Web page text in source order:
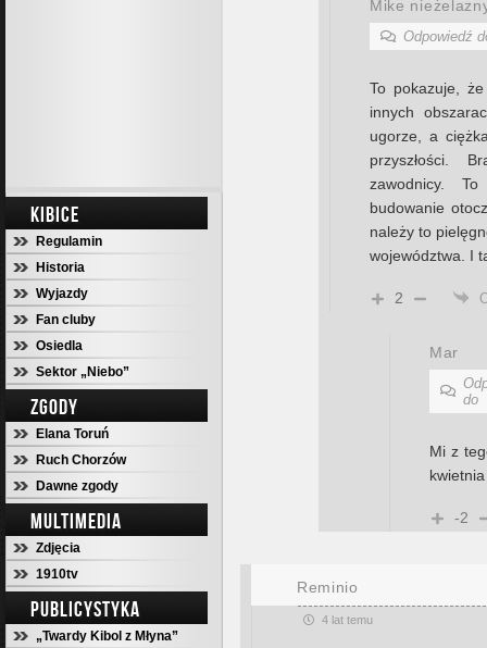
KIBICE
Regulamin
Historia
Wyjazdy
Fan cluby
Osiedla
Sektor „Niebo”
ZGODY
Elana Toruń
Ruch Chorzów
Dawne zgody
MULTIMEDIA
Zdjęcia
1910tv
PUBLICYSTYKA
„Twardy Kibol z Młyna”
Mike
Odpowiedź
To pokazuje,
innych
ugorze, a
przyszłości.
zawodnicy.
budowanie
należy to
województwa. I
2
Mar
do
Mi z
-2
Reminio
4 lat temu